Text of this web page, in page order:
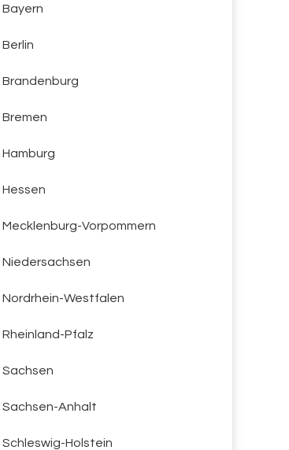
Bayern
Berlin
Brandenburg
Bremen
Hamburg
Hessen
Mecklenburg-Vorpommern
Niedersachsen
Nordrhein-Westfalen
Rheinland-Pfalz
Sachsen
Sachsen-Anhalt
Schleswig-Holstein